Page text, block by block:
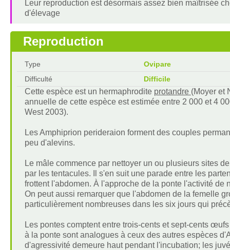
Leur reproduction est désormais assez bien maîtrisée
d'élevage
Reproduction
Type
Ovipare
Difficulté
Difficile
Cette espèce est un hermaphrodite protandre (Moyer et
annuelle de cette espèce est estimée entre 2 000 et 4
West 2003).
Les Amphiprion perideraion forment des couples
peu d'alevins.
Le mâle commence par nettoyer un ou plusieurs sites
par les tentacules. Il s'en suit une parade entre les
frottent l'abdomen. À l'approche de la ponte l'activité
On peut aussi remarquer que l'abdomen de la femelle
particulièrement nombreuses dans les six jours qui
Les pontes comptent entre trois-cents et sept-cents
à la ponte sont analogues à ceux des autres espèces
d'agressivité demeure haut pendant l'incubation; les